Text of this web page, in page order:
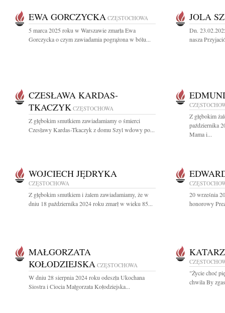
EWA GORCZYCKA CZĘSTOCHOWA
5 marca 2025 roku w Warszawie zmarła Ewa
Gorczycka o czym zawiadamia pogrążona w bólu...
JOLA
Dn.
nasza
CZESŁAWA KARDAS-
TKACZYK CZĘSTOCHOWA
Z głębokim smutkiem zawiadamiamy o śmierci
Czesławy Kardas-Tkaczyk z domu Szyl wdowy po...
Z głębokim
października
Mama i...
WOJCIECH JĘDRYKA
CZĘSTOCHOWA
Z głębokim smutkiem i żalem zawiadamiamy, że w
dniu 18 października 2024 roku zmarł w wieku 85...
20 września
honorowy
MAŁGORZATA
KOŁODZIEJSKA CZĘSTOCHOWA
W dniu 28 sierpnia 2024 roku odeszła Ukochana
Siostra i Ciocia Małgorzata Kołodziejska...
"Życie choć
chwila By